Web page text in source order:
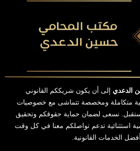
الدعدي إلى أن يكون شريككم القانوني
متكاملة ومخصصة تتماشى مع خصوصيات
نسعى لضمان حماية حقوقكم وتحقيق
استثنائية تدعم تواصلكم معنا في كل وقت
الخدمات القانونية.